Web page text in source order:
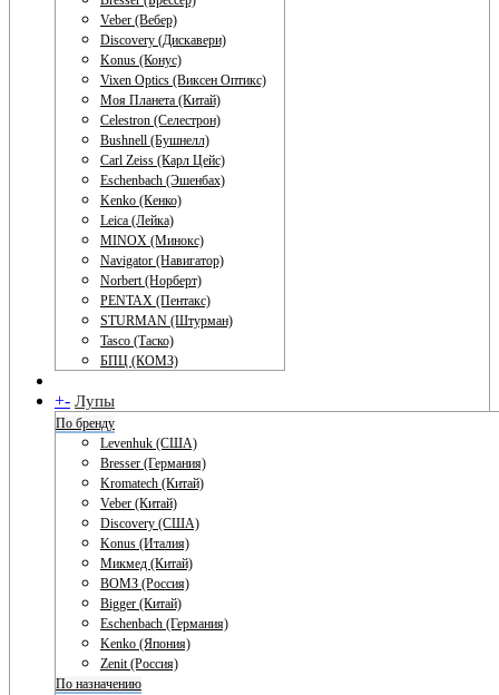
Veber (Вебер)
Discovery (Дискавери)
Konus (Конус)
Vixen Optics (Виксен Оптикс)
Моя Планета (Китай)
Celestron (Селестрон)
Bushnell (Бушнелл)
Carl Zeiss (Карл Цейс)
Eschenbach (Эшенбах)
Kenko (Кенко)
Leica (Лейка)
MINOX (Минокс)
Navigator (Навигатор)
Norbert (Норберт)
PENTAX (Пентакс)
STURMAN (Штурман)
Tasco (Таско)
БПЦ (КОМЗ)
+- Лупы
По бренду
Levenhuk (США)
Bresser (Германия)
Kromatech (Китай)
Veber (Китай)
Discovery (США)
Konus (Италия)
Микмед (Китай)
ВОМЗ (Россия)
Bigger (Китай)
Eschenbach (Германия)
Kenko (Япония)
Zenit (Россия)
По назначению